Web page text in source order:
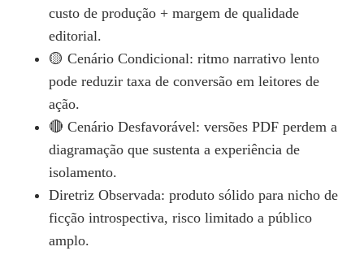
custo de produção + margem de qualidade
editorial.
🟡 Cenário Condicional: ritmo narrativo lento
pode reduzir taxa de conversão em leitores de
ação.
🔴 Cenário Desfavorável: versões PDF perdem a
diagramação que sustenta a experiência de
isolamento.
Diretriz Observada: produto sólido para nicho de
ficção introspectiva, risco limitado a público
amplo.